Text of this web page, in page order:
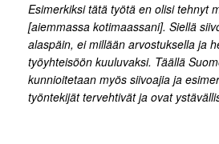
Esimerkiksi tätä työtä en olisi tehnyt
[aiemmassa kotimaassani]. Siellä
alaspäin, ei millään arvostuksella ja
työyhteisöön kuuluvaksi. Täällä
kunnioitetaan myös siivoajia ja
työntekijät tervehtivät ja ovat